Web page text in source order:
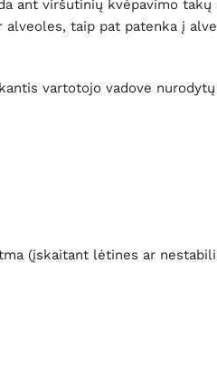
ant viršutinių kvėpavimo
taip pat patenka į
vartotojo vadove
(įskaitant lėtines ar